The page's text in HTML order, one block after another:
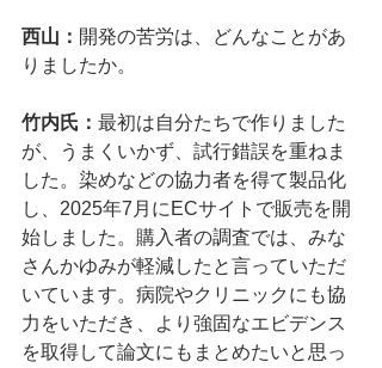
西山： 開発の苦労は、どんなことがあ
りましたか。
竹内氏： 最初は自分たちで作りました
が、うまくいかず、試行錯誤を重ねま
した。染めなどの協力者を得て製品化
し、2025年7月にECサイトで販売を開
始しました。購入者の調査では、みな
さんかゆみが軽減したと言っていただ
いています。病院やクリニックにも協
力をいただき、より強固なエビデンス
を取得して論文にもまとめたいと思っ